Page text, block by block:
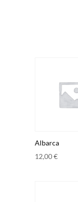
Albarca
12,00€